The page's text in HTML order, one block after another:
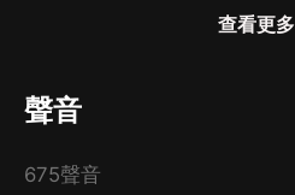
你這系統是個假的吧！！
查看更多
聲音
675聲音